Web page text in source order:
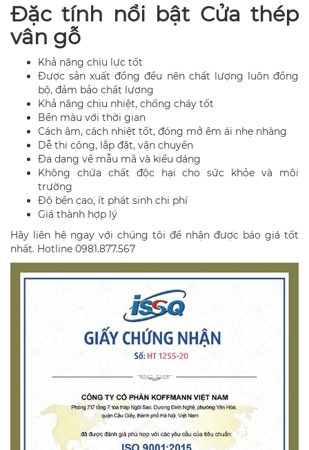
Đặc tính nổi bật Cửa thép
vân gỗ
Khả năng chịu lực tốt
Được sản xuất đồng đều nên chất lượng luôn đồng
bộ, đảm bảo chất lượng
Khả năng chịu nhiệt, chống cháy tốt
Bền màu với thời gian
Cách âm, cách nhiệt tốt, đóng mở êm ái nhẹ nhàng
Dễ thi công, lắp đặt, vận chuyển
Đa dạng về mẫu mã và kiểu dáng
Không chứa chất độc hại cho sức khỏe và môi
trường
Độ bền cao, ít phát sinh chi phí
Giá thành hợp lý
Hãy liên hệ ngay với chúng tôi để nhận được báo giá tốt
nhất. Hotline 0981.877.567